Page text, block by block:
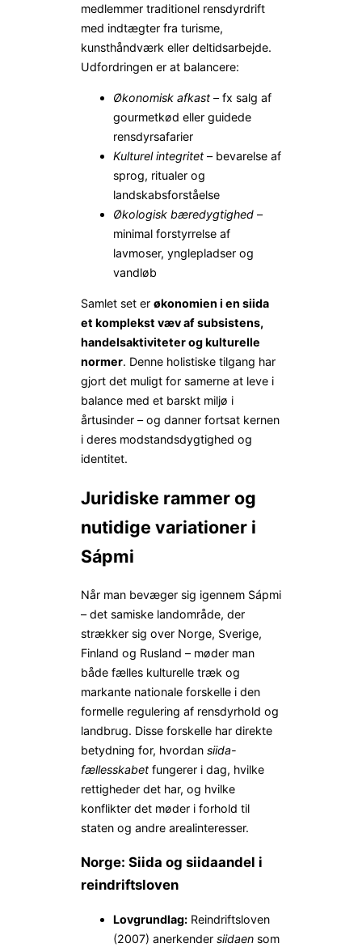
medlemmer traditionel rensdyrdrift
med indtægter fra turisme,
kunsthåndværk eller deltidsarbejde.
Udfordringen er at balancere:
Økonomisk afkast – fx salg af
gourmetkød eller guidede
rensdyrsafarier
Kulturel integritet – bevarelse af
sprog, ritualer og
landskabsforståelse
Økologisk bæredygtighed –
minimal forstyrrelse af
lavmoser, ynglepladser og
vandløb
Samlet set er økonomien i en siida
et komplekst væv af subsistens,
handelsaktiviteter og kulturelle
normer. Denne holistiske tilgang har
gjort det muligt for samerne at leve i
balance med et barskt miljø i
årtusinder – og danner fortsat kernen
i deres modstandsdygtighed og
identitet.
Juridiske rammer og
nutidige variationer i
Sápmi
Når man bevæger sig igennem Sápmi
– det samiske landområde, der
strækker sig over Norge, Sverige,
Finland og Rusland – møder man
både fælles kulturelle træk og
markante nationale forskelle i den
formelle regulering af rensdyrhold og
land­brug. Disse forskelle har direkte
betydning for, hvordan siida-
fællesskabet fungerer i dag, hvilke
rettigheder det har, og hvilke
konflikter det møder i forhold til
staten og andre arealinteresser.
Norge: Siida og siidaandel i
reindriftsloven
Lovgrundlag: Reindriftsloven
(2007) anerkender siidaen som